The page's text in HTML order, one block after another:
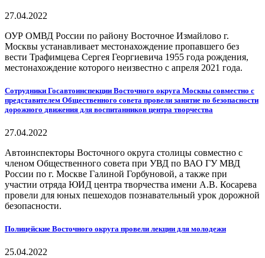
27.04.2022
ОУР ОМВД России по району Восточное Измайлово г.
Москвы устанавливает местонахождение пропавшего без
вести Трафимцева Сергея Георгиевича 1955 года рождения,
местонахождение которого неизвестно с апреля 2021 года.
Сотрудники Госавтоинспекции Восточного округа Москвы совместно с
представителем Общественного совета провели занятие по безопасности
дорожного движения для воспитанников центра творчества
27.04.2022
Автоинспекторы Восточного округа столицы совместно с
членом Общественного совета при УВД по ВАО ГУ МВД
России по г. Москве Галиной Горбуновой, а также при
участии отряда ЮИД центра творчества имени А.В. Косарева
провели для юных пешеходов познавательный урок дорожной
безопасности.
Полицейские Восточного округа провели лекции для молодежи
25.04.2022